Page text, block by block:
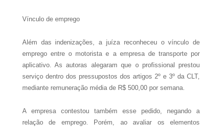
Vínculo de emprego
Além das indenizações, a juíza reconheceu o vínculo de
emprego entre o motorista e a empresa de transporte por
aplicativo. As autoras alegaram que o profissional prestou
serviço dentro dos pressupostos dos artigos 2º e 3º da CLT,
mediante remuneração média de R$ 500,00 por semana.
A empresa contestou também esse pedido, negando a
relação de emprego. Porém, ao avaliar os elementos